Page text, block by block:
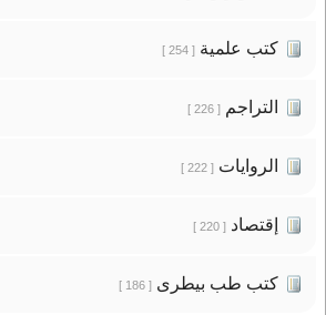
كتب علمية[ 254 ]
التراجم[ 226 ]
الروايات[ 222 ]
إقتصاد[ 220 ]
كتب طب بيطرى[ 186 ]